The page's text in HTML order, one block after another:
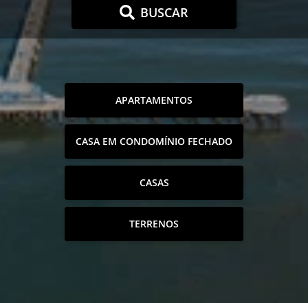
BUSCAR
APARTAMENTOS
CASA EM CONDOMÍNIO FECHADO
CASAS
TERRENOS